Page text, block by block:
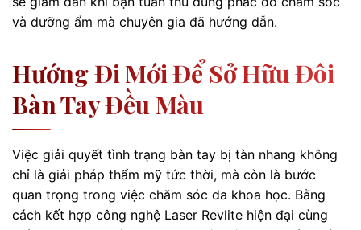
và dưỡng ẩm mà chuyên gia đã hướng dẫn.
Hướng Đi Mới Để Sở Hữu Đôi
Bàn Tay Đều Màu
Việc giải quyết tình trạng bàn tay bị tàn nhang không
chỉ là giải pháp thẩm mỹ tức thời, mà còn là bước
quan trọng trong việc chăm sóc da khoa học. Bằng
cách kết hợp công nghệ Laser Revlite hiện đại cùng